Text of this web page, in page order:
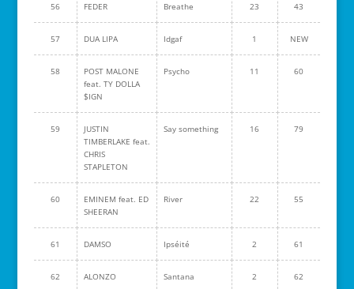
56 FEDER Breathe 23 43
57 DUA LIPA Idgaf 1 NEW
58
POST MALONE
feat. TY DOLLA
$IGN
Psycho 11 60
59
JUSTIN
TIMBERLAKE feat.
CHRIS
STAPLETON
Say something 16 79
60
EMINEM feat. ED
SHEERAN
River 22 55
61 DAMSO Ipséité 2 61
62 ALONZO Santana 2 62